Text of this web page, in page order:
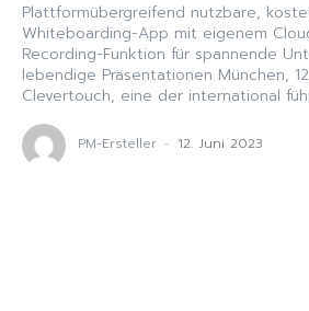
Plattformübergreifend nutzbare,
Whiteboarding-App mit eigenem
Recording-Funktion für spannende
lebendige Präsentationen München, 12. Juni 2023:
Clevertouch, eine der international
PM-Ersteller - 12. Juni 2023